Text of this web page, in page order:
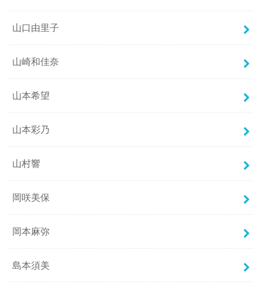
山口由里子
山崎和佳奈
山本希望
山本彩乃
山村響
岡咲美保
岡本麻弥
島本須美